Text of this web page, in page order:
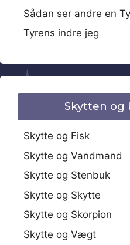
Sådan ser andre en
Tyrens indre jeg
Skytten
Skytte og Fisk
Skytte og Vandmand
Skytte og Stenbuk
Skytte og Skytte
Skytte og Skorpion
Skytte og Vægt